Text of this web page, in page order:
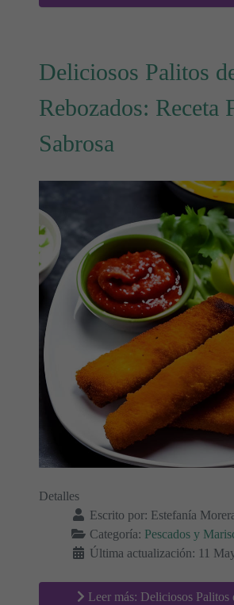
Deliciosos Palitos
Rebozados: Receta
Sabrosa
Detalles
Escrito por: Estefanía
Categoría: Pescados y
Última actualización: 11
Leer más: Deliciosos Palitos